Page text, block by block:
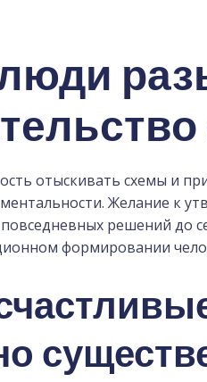
отыскивать схемы и
Желание к
решений до
формировании